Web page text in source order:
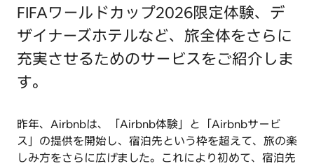
FIFAワールドカップ2026限定体験、デ
ザイナーズホテルなど、旅全体をさらに
充実させるためのサービスをご紹介しま
す。
昨年、Airbnbは、「Airbnb体験」と「Airbnbサービ
ス」の提供を開始し、宿泊先という枠を超えて、旅の楽
しみ方をさらに広げました。これにより初めて、宿泊先